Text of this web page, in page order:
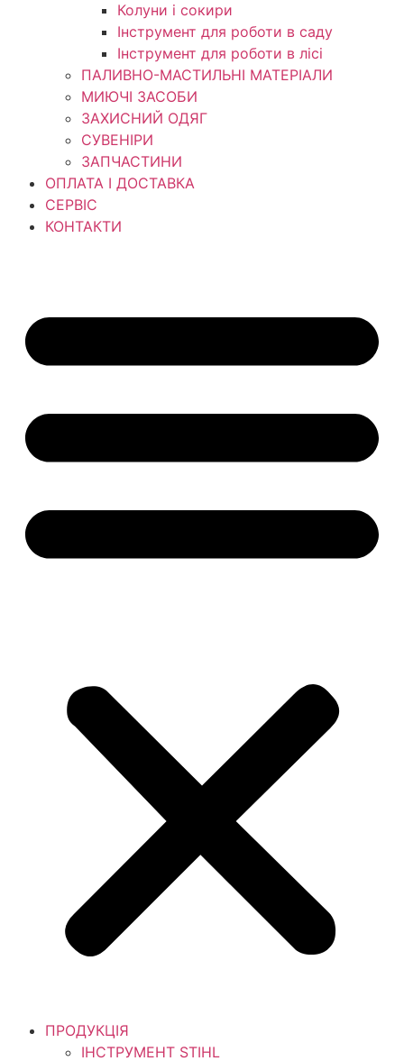
Колуни і сокири
Інструмент для роботи в саду
Інструмент для роботи в лісі
ПАЛИВНО-МАСТИЛЬНІ МАТЕРІАЛИ
МИЮЧІ ЗАСОБИ
ЗАХИСНИЙ ОДЯГ
СУВЕНІРИ
ЗАПЧАСТИНИ
ОПЛАТА І ДОСТАВКА
СЕРВІС
КОНТАКТИ
ПРОДУКЦІЯ
ІНСТРУМЕНТ STIHL